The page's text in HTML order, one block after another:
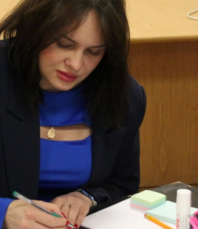
ОБЩЕСТВО
ОБЩЕСТВО
Скоро
04 АВГУСТА